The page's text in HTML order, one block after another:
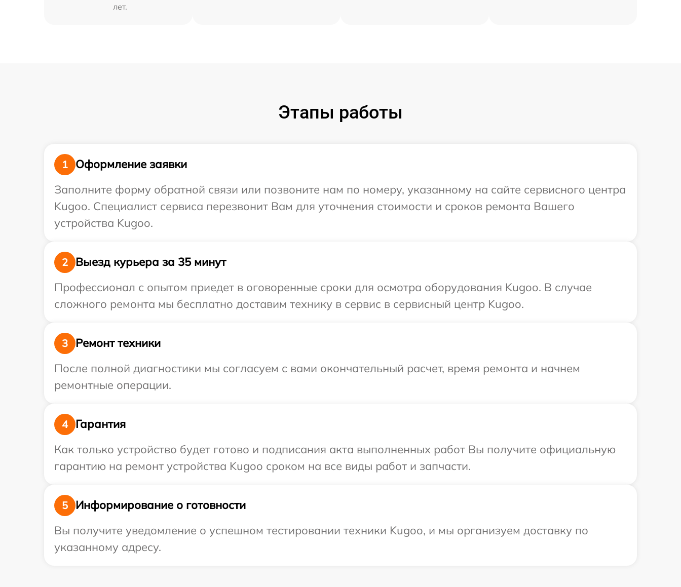
лет.
Этапы работы
1
Оформление заявки
Заполните форму обратной связи или позвоните нам по номеру, указанному на сайте сервисного центра
Kugoo. Специалист сервиса перезвонит Вам для уточнения стоимости и сроков ремонта Вашего
устройства Kugoo.
2
Выезд курьера за 35 минут
Профессионал с опытом приедет в оговоренные сроки для осмотра оборудования Kugoo. В случае
сложного ремонта мы бесплатно доставим технику в сервис в сервисный центр Kugoo.
3
Ремонт техники
После полной диагностики мы согласуем с вами окончательный расчет, время ремонта и начнем
ремонтные операции.
4
Гарантия
Как только устройство будет готово и подписания акта выполненных работ Вы получите официальную
гарантию на ремонт устройства Kugoo сроком на все виды работ и запчасти.
5
Информирование о готовности
Вы получите уведомление о успешном тестировании техники Kugoo, и мы организуем доставку по
указанному адресу.